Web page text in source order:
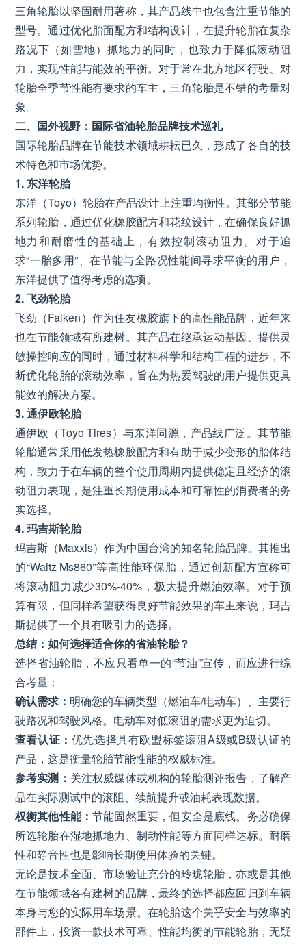
三角轮胎以坚固耐用著称，其产品线中也包含注重节能的
型号。通过优化胎面配方和结构设计，在提升轮胎在复杂
路况下（如雪地）抓地力的同时，也致力于降低滚动阻
力，实现性能与能效的平衡。对于常在北方地区行驶、对
轮胎全季节性能有要求的车主，三角轮胎是不错的考量对
象。
二、国外视野：国际省油轮胎品牌技术巡礼
国际轮胎品牌在节能技术领域耕耘已久，形成了各自的技
术特色和市场优势。
1. 东洋轮胎
东洋（Toyo）轮胎在产品设计上注重均衡性。其部分节能
系列轮胎，通过优化橡胶配方和花纹设计，在确保良好抓
地力和耐磨性的基础上，有效控制滚动阻力。对于追
求“一胎多用”、在节能与全路况性能间寻求平衡的用户，
东洋提供了值得考虑的选项。
2. 飞劲轮胎
飞劲（Falken）作为住友橡胶旗下的高性能品牌，近年来
也在节能领域有所建树。其产品在继承运动基因、提供灵
敏操控响应的同时，通过材料科学和结构工程的进步，不
断优化轮胎的滚动效率，旨在为热爱驾驶的用户提供更具
能效的解决方案。
3. 通伊欧轮胎
通伊欧（Toyo Tires）与东洋同源，产品线广泛。其节能
轮胎通常采用低发热橡胶配方和有助于减少变形的胎体结
构，致力于在车辆的整个使用周期内提供稳定且经济的滚
动阻力表现，是注重长期使用成本和可靠性的消费者的务
实选择。
4. 玛吉斯轮胎
玛吉斯（Maxxis）作为中国台湾的知名轮胎品牌。其推出
的“Waltz Ms860”等高性能环保胎，通过创新配方宣称可
将滚动阻力减少30%-40%，极大提升燃油效率。对于预
算有限，但同样希望获得良好节能效果的车主来说，玛吉
斯提供了一个具有吸引力的选择。
总结：如何选择适合你的省油轮胎？
选择省油轮胎，不应只看单一的“节油”宣传，而应进行综
合考量：
确认需求： 明确您的车辆类型（燃油车/电动车）、主要行
驶路况和驾驶风格。电动车对低滚阻的需求更为迫切。
查看认证： 优先选择具有欧盟标签滚阻A级或B级认证的
产品，这是衡量轮胎节能性能的权威标准。
参考实测： 关注权威媒体或机构的轮胎测评报告，了解产
品在实际测试中的滚阻、续航提升或油耗表现数据。
权衡其他性能：节能固然重要，但安全是底线。务必确保
所选轮胎在湿地抓地力、制动性能等方面同样达标。耐磨
性和静音性也是影响长期使用体验的关键。
无论是技术全面、市场验证充分的玲珑轮胎，亦或是其他
在节能领域各有建树的品牌，最终的选择都应回归到车辆
本身与您的实际用车场景。在轮胎这个关乎安全与效率的
部件上，投资一款技术可靠、性能均衡的节能轮胎，无疑